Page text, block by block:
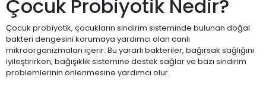
Çocuk Probiyotik Nedir?
Çocuk probiyotik, çocukların sindirim sisteminde bulunan doğal
bakteri dengesini korumaya yardımcı olan canlı
mikroorganizmaları içerir. Bu yararlı bakteriler, bağırsak sağlığını
iyileştirirken, bağışıklık sistemine destek sağlar ve bazı sindirim
problemlerinin önlenmesine yardımcı olur.